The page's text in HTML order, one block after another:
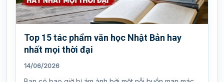
Top 15 tác phẩm văn học Nhật Bản hay
nhất mọi thời đại
14/06/2026